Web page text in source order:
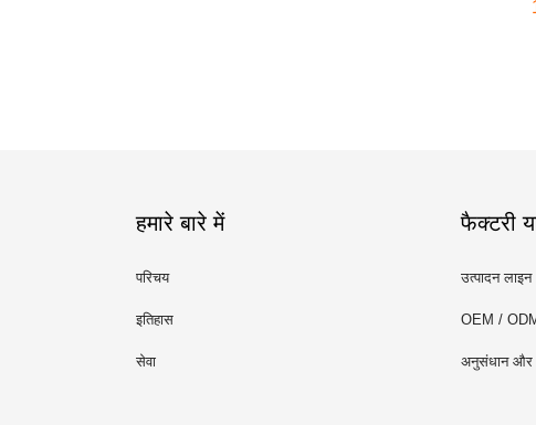
हमारे बारे में
परिचय
इतिहास
सेवा
फैक्टरी
उत्पादन लाइन
OEM /
अनुसंधान और